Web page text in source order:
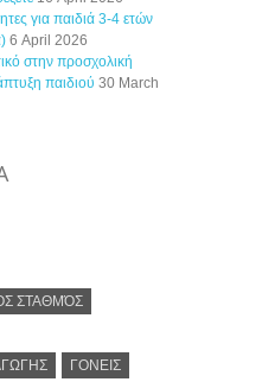
για παιδιά 3-4 ετών
6 April 2026
στην προσχολική
παιδιού 30 March
ΣΤΑΘΜΌΣ
ΓΟΝΕΙΣ